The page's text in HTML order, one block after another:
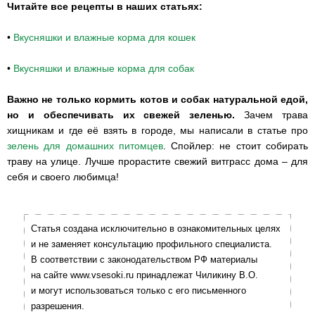
Читайте все рецепты в наших статьях:
• Вкусняшки и влажные корма для кошек
• Вкусняшки и влажные корма для собак
Важно не только кормить котов и собак натуральной едой,
но и обеспечивать их свежей зеленью. Зачем трава
хищникам и где её взять в городе, мы написали в статье про
зелень для домашних питомцев. Спойлер: не стоит собирать
траву на улице. Лучше прорастите свежий витграсс дома – для
себя и своего любимца!
Статья создана исключительно в ознакомительных целях
и не заменяет консультацию профильного специалиста.
В соответствии с законодательством РФ материалы
на сайте www.vsesoki.ru принадлежат Чиликину В.О.
и могут использоваться только с его письменного
разрешения.